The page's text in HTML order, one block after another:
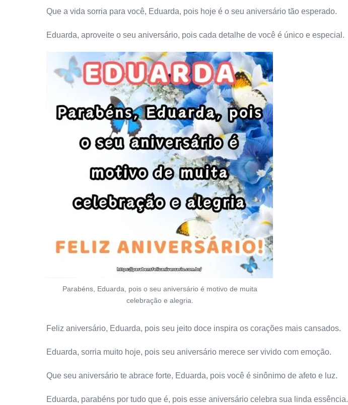
Que a vida sorria para você, Eduarda, pois hoje é o seu aniversário tão esperado.
Eduarda, aproveite o seu aniversário, pois cada detalhe de você é único e especial.
Parabéns, Eduarda, pois o seu aniversário é motivo de muita
celebração e alegria.
Feliz aniversário, Eduarda, pois seu jeito doce inspira os corações mais cansados.
Eduarda, sorria muito hoje, pois seu aniversário merece ser vivido com emoção.
Que seu aniversário te abrace forte, Eduarda, pois você é sinônimo de afeto e luz.
Eduarda, parabéns por tudo que é, pois esse aniversário celebra sua linda essência.